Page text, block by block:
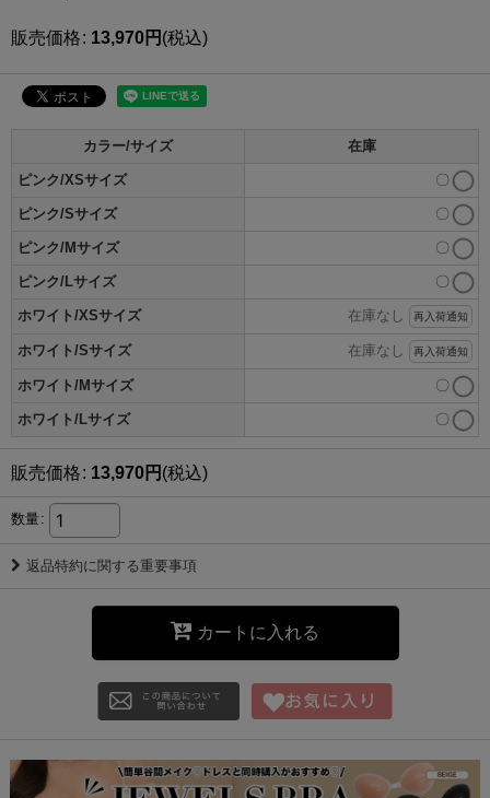
販売価格: 13,970円 (税込)
カラー/サイズ 在庫
ピンク/XSサイズ 〇
ピンク/Sサイズ 〇
ピンク/Mサイズ 〇
ピンク/Lサイズ 〇
ホワイト/XSサイズ 在庫なし 再入荷通知
ホワイト/Sサイズ 在庫なし 再入荷通知
ホワイト/Mサイズ 〇
ホワイト/Lサイズ 〇
販売価格: 13,970円 (税込)
数量:
返品特約に関する重要事項
カートに入れる